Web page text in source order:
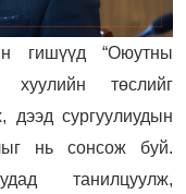
гишүүд “Оюутны
хуулийн төслийг
дээд сургуулиудын
нь сонсож буй.
танилцуулж,